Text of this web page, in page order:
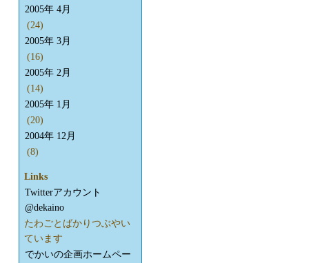
2005年 4月
(24)
2005年 3月
(16)
2005年 2月
(14)
2005年 1月
(20)
2004年 12月
(8)
Links
Twitterアカウント
@dekaino
たわごとばかりつぶやい
ています
でかいの企画ホームペー